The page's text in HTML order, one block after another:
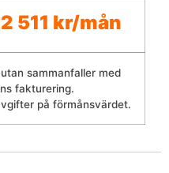
511 kr/mån
sammanfaller med
fakturering.
på förmånsvärdet.